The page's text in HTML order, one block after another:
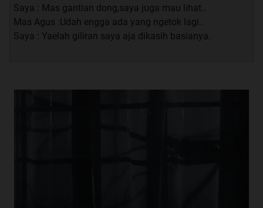
Saya : Mas gantian dong,saya juga mau lihat..
Mas Agus :Udah engga ada yang ngetok lagi..
Saya : Yaelah giliran saya aja dikasih basianya.